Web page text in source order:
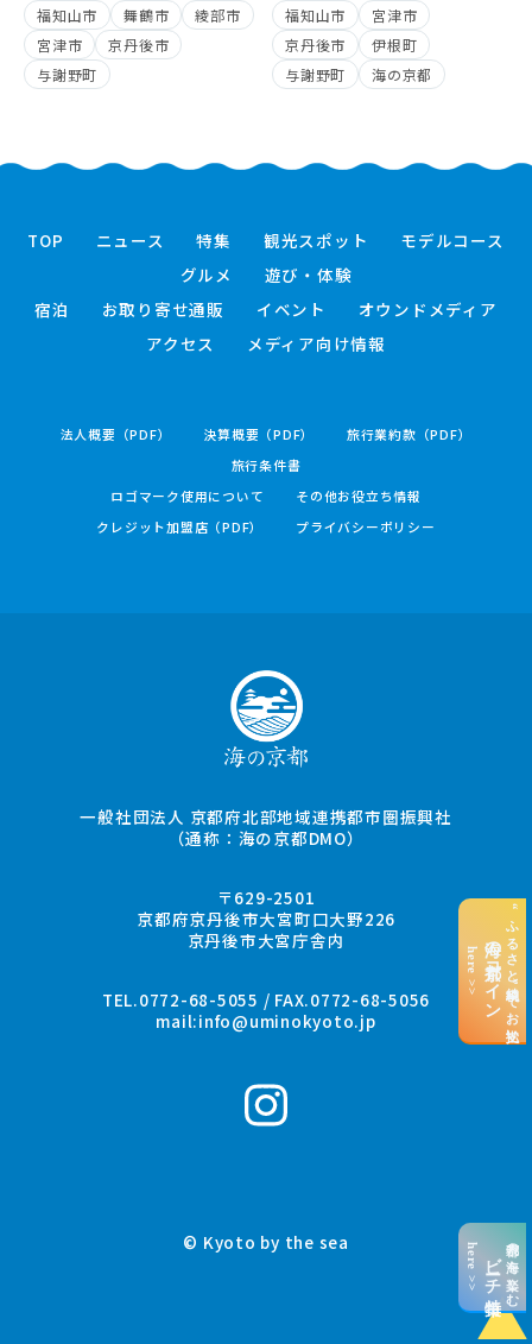
“ふるさと納税”でお支払い
海の京都コイン
here >>
京都の海を楽しむ
ビーチ特集
here >>
福知山市 舞鶴市
綾部市
宮津市
京丹後市
与謝野町
福知山市
宮津市
京丹後市
伊根町
与謝野町
海の京都
TOP ニュース 特集 観光スポット
モデルコース
グルメ
遊び・体験
宿泊
お取り寄せ通販 イベント
オウンドメディア
アクセス
メディア向け情報
法人概要（PDF） 決算概要（PDF）
旅行業約款（PDF）
旅行条件書
ロゴマーク使用について
その他お役立ち情報
クレジット加盟店（PDF）
プライバシーポリシー
一般社団法人 京都府北部地域連携都市圏振興社
（通称：海の京都DMO）
〒629-2501
京都府京丹後市大宮町口大野226
京丹後市大宮庁舎内
TEL.0772-68-5055 / FAX.0772-68-5056
mail:info@uminokyoto.jp
© Kyoto by the sea